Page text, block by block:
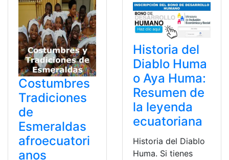
Costumbres
Tradiciones
de
Esmeraldas
afroecuatori
anos
Historia del
Diablo Huma
o Aya Huma:
Resumen de
la leyenda
ecuatoriana
Historia del Diablo
Huma. Si tienes